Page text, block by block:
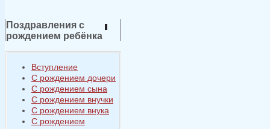
Поздравления с
рождением ребёнка
Вступление
С рождением дочери
С рождением сына
С рождением внучки
С рождением внука
С рождением